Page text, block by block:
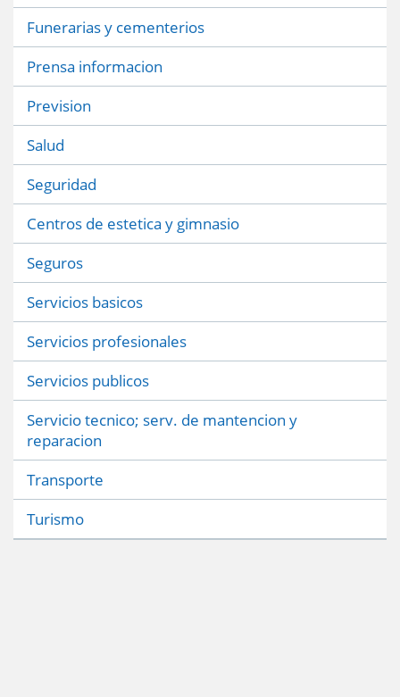
Funerarias y cementerios
Prensa informacion
Prevision
Salud
Seguridad
Centros de estetica y gimnasio
Seguros
Servicios basicos
Servicios profesionales
Servicios publicos
Servicio tecnico; serv. de mantencion y
reparacion
Transporte
Turismo